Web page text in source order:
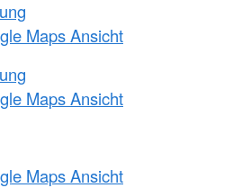
Maps Ansicht
Maps Ansicht
Maps Ansicht